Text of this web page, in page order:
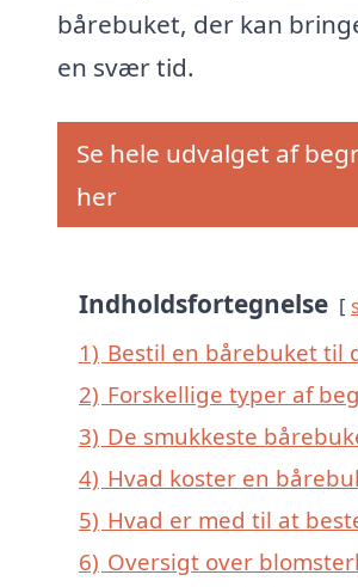
bårebuket, der kan
en svær tid.
Se hele udvalget af
her
Indholdsfortegnelse
1) Bestil en bårebuket til
2) Forskellige typer af
3) De smukkeste
4) Hvad koster en
5) Hvad er med til at
6) Oversigt over